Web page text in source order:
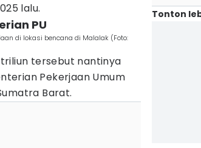
lalu.
PU
di lokasi bencana di Malalak (Foto:
triliun tersebut nantinya
Pekerjaan Umum
Barat.
Tonton